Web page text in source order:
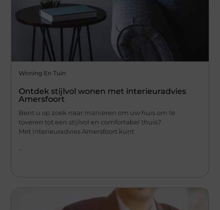
Woning En Tuin
Ontdek stijlvol wonen met interieuradvies
Amersfoort
Bent u op zoek naar manieren om uw huis om te
toveren tot een stijlvol en comfortabel thuis?
Met interieuradvies Amersfoort kunt
...